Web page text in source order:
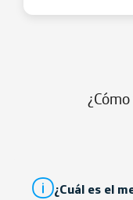
¿Cuál es el